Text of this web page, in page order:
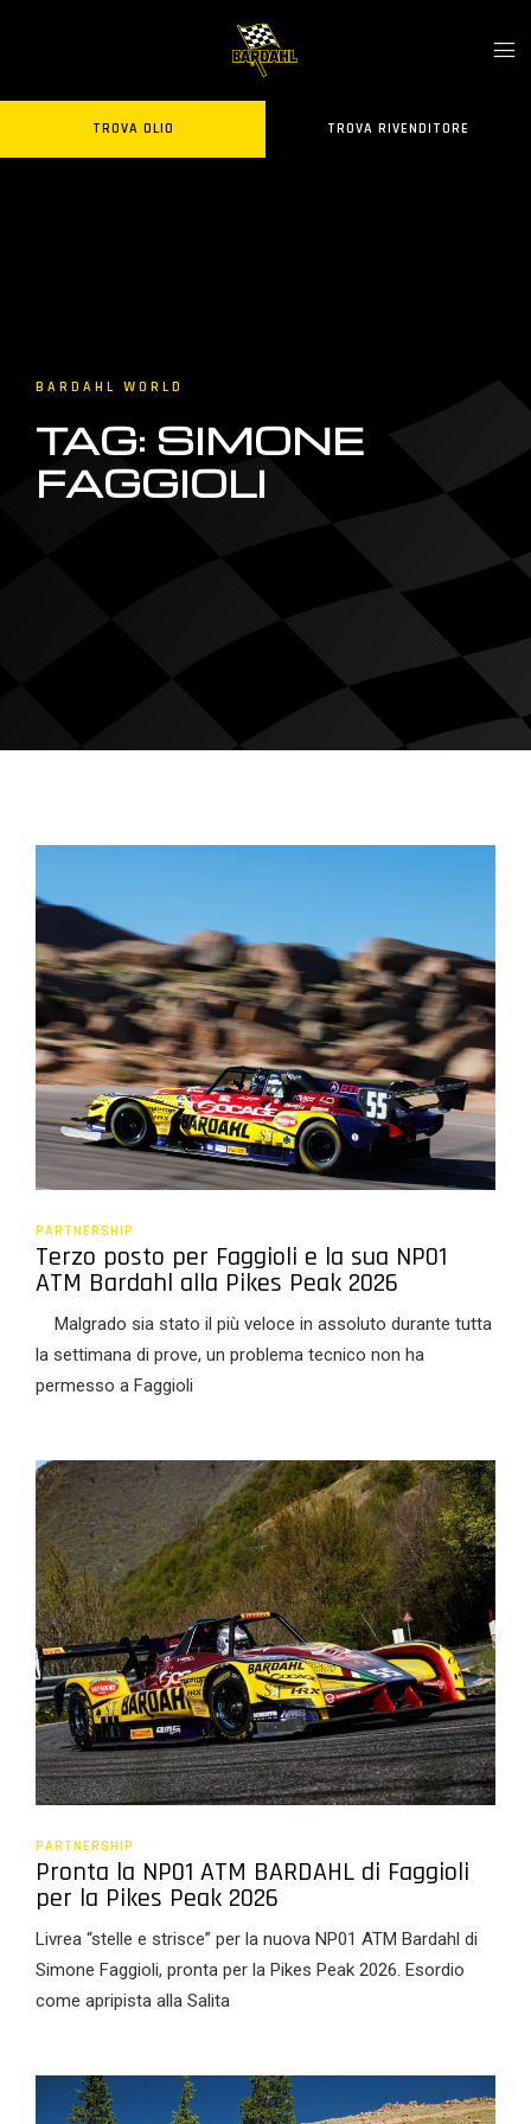
TROVA OLIO TROVA RIVENDITORE
BARDAHL WORLD
TAG: SIMONE
FAGGIOLI
PARTNERSHIP
Terzo posto per Faggioli e la sua NP01
ATM Bardahl alla Pikes Peak 2026
Malgrado sia stato il più veloce in assoluto durante tutta
la settimana di prove, un problema tecnico non ha
permesso a Faggioli
PARTNERSHIP
Pronta la NP01 ATM BARDAHL di Faggioli
per la Pikes Peak 2026
Livrea “stelle e strisce” per la nuova NP01 ATM Bardahl di
Simone Faggioli, pronta per la Pikes Peak 2026. Esordio
come apripista alla Salita